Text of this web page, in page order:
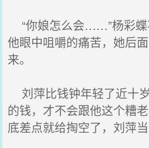
“你娘怎么会……”杨彩蝶
他眼中咀嚼的痛苦，她后
来。
刘萍比钱钟年轻了近十
的钱，才不会跟他这个糟
底差点就给掏空了，刘萍当